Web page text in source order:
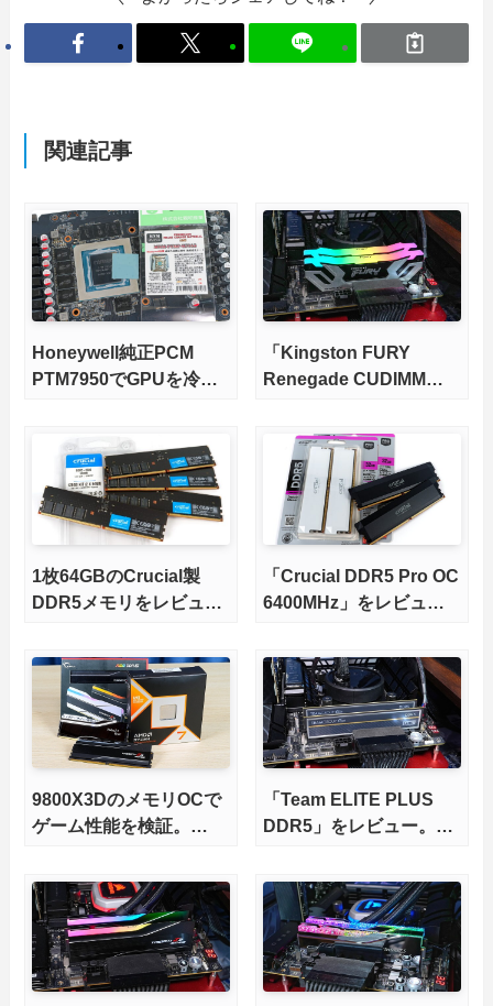
関連記事
Honeywell純正PCM
PTM7950でGPUを冷や
「Kingston FURY
Renegade CUDIMM
ー。8400MT/sのメモリ
OCは常用レベルで安定
するのか徹底検証
1枚64GBのCrucial製
DDR5メモリをレビュ
可能に！
「Crucial DDR5 Pro OC
6400MHz」をレビュ
CoreUltra200に最適な
高信頼、高コスパなOC
メモリを徹底検証
9800X3DのメモリOCで
ゲーム性能を検証。
くなる
「Team ELITE PLUS
DDR5」をレビュー。定
UDIMMメモリをCore
Ultra 200S環境で試す